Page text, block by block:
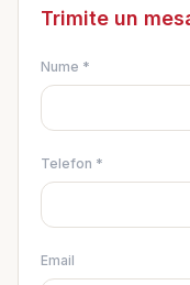
Trimite un
Nume *
Telefon *
Email